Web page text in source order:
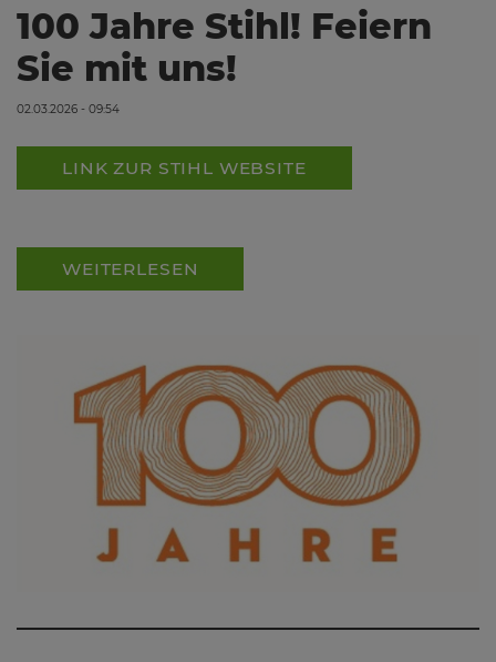
100 Jahre Stihl! Feiern
Sie mit uns!
02.03.2026 - 09:54
LINK ZUR STIHL WEBSITE
WEITERLESEN